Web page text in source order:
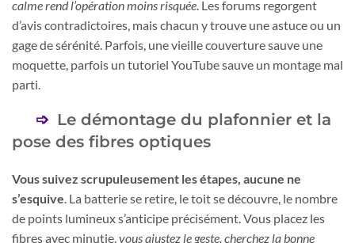
calme rend l’opération moins risquée. Les forums regorgent
d’avis contradictoires, mais chacun y trouve une astuce ou un
gage de sérénité. Parfois, une vieille couverture sauve une
moquette, parfois un tutoriel YouTube sauve un montage mal
parti.
Le démontage du plafonnier et la
pose des fibres optiques
Vous suivez scrupuleusement les étapes, aucune ne
s’esquive. La batterie se retire, le toit se découvre, le nombre
de points lumineux s’anticipe précisément. Vous placez les
fibres avec minutie,vous ajustez le geste, cherchez la bonne